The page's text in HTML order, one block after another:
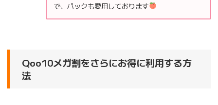
で、パックも愛用しております
Qoo10メガ割をさらにお得に利用する方
法